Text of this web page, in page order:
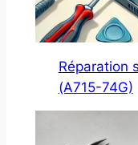
Réparation
(A715-74G)